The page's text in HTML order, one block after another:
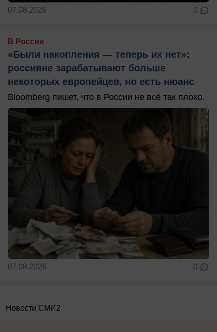
07.08.2026 0
В России
«Были накопления — теперь их нет»:
россияне зарабатывают больше
некоторых европейцев, но есть нюанс
Bloomberg пишет, что в России не всё так плохо.
07.08.2026 0
Новости СМИ2